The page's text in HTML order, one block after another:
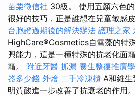
苗栗徵信社 30級。 使用五顏六色
很好的技巧，正是誰想在兒童敏感
台胞證過期後的解決辦法 護理之家
HighCare®Cosmetics自雪藻的特
興能力，這是一種特殊的抗老化面
霜。 附近牙醫 抓漏 養生整復推廣
器多少錢 外燴 二手冷凍櫃 A和維
明質酸進一步改善了抗衰老的作用